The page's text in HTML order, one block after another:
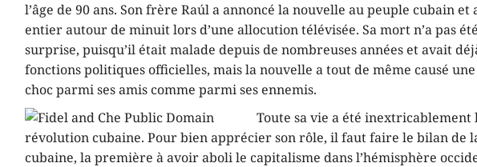
l’âge de 90 ans. Son frère Raúl a annoncé la nouvelle au peuple cubain et
entier autour de minuit lors d’une allocution télévisée. Sa mort n’a pas
surprise, puisqu’il était malade depuis de nombreuses années et avait
fonctions politiques officielles, mais la nouvelle a tout de même causé
choc parmi ses amis comme parmi ses ennemis.
Toute sa vie a été inextricablement
révolution cubaine. Pour bien apprécier son rôle, il faut faire le bilan de
cubaine, la première à avoir aboli le capitalisme dans l’hémisphère